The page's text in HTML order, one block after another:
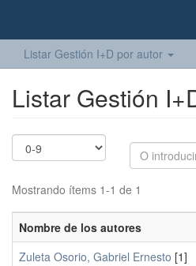
Listar Gestión I+D por autor
Listar Gestión
Mostrando ítems 1-1 de 1
Nombre de los autores
Zuleta Osorio, Gabriel Ernesto [1]